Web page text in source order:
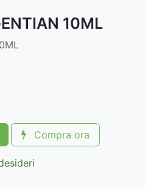
10ML
Compra ora